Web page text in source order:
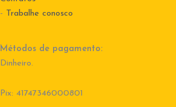
- Trabalhe conosco
Métodos de pagamento:
Dinheiro.
Pix: 41747346000801